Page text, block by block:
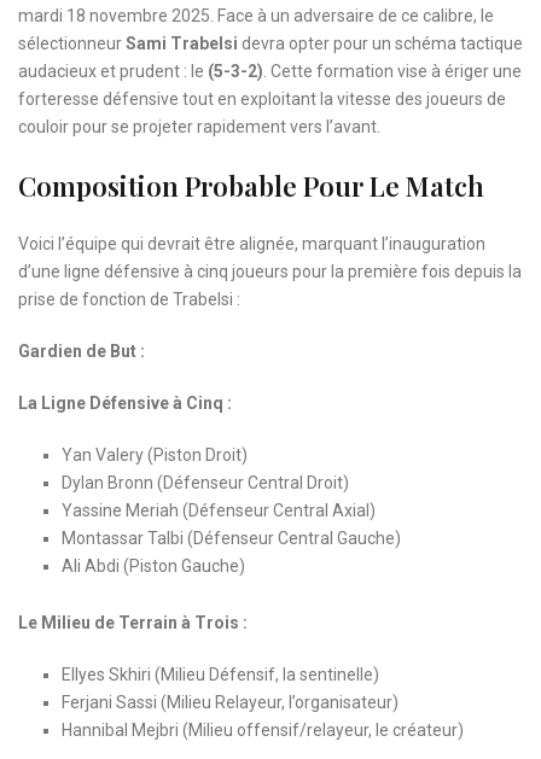
mardi 18 novembre 2025. Face à un adversaire de ce calibre, le
sélectionneurSami Trabelsi devra opter pour un schéma tactique
audacieux et prudent : le (5-3-2). Cette formation vise à ériger une
forteresse défensive tout en exploitant la vitesse des joueurs de
couloir pour se projeter rapidement vers l’avant.
Composition Probable Pour Le Match
Voici l’équipe qui devrait être alignée, marquant l’inauguration
d’une ligne défensive à cinq joueurs pour la première fois depuis la
prise de fonction de Trabelsi :
Gardien de But :
La Ligne Défensive à Cinq :
Yan Valery (Piston Droit)
Dylan Bronn (Défenseur Central Droit)
Yassine Meriah (Défenseur Central Axial)
Montassar Talbi (Défenseur Central Gauche)
Ali Abdi (Piston Gauche)
Le Milieu de Terrain à Trois :
Ellyes Skhiri (Milieu Défensif, la sentinelle)
Ferjani Sassi (Milieu Relayeur, l’organisateur)
Hannibal Mejbri (Milieu offensif/relayeur, le créateur)